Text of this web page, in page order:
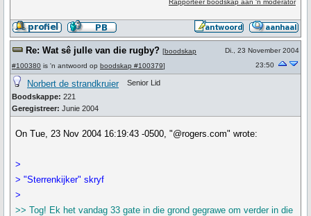
Rapporteer boodskap aan 'n moderator
Re: Wat sê julle van die rugby? [boodskap
#100380 is 'n antwoord op boodskap #100379]
Di., 23 November 2004
23:50
Norbert de strandkruier
Boodskappe: 221
Geregistreer: Junie 2004
Senior Lid
On Tue, 23 Nov 2004 16:19:43 -0500, "@rogers.com" wrote:
>
> "Sterrenkijker" skryf
>
>> Tog! Ek het vandag 33 gate in die grond gegrawe om verder in die